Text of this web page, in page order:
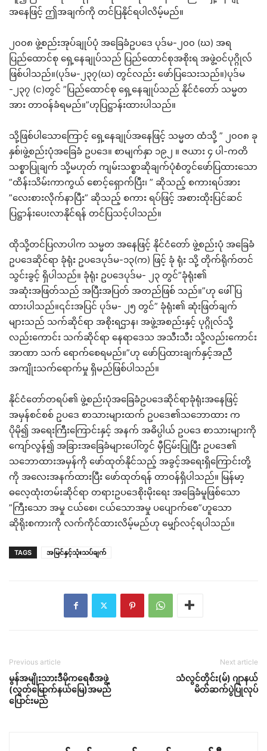
အနေဖြင့် ဤအချက်ကို တင်ပြနိုင်ရပါလိမ့်မည်။
၂၀၀၈ ဖွဲ့စည်းအုပ်ချုပ်ပုံ အခြေခံဥပဒေ ပုဒ်မ-၂၀၀ (ဃ) အရ
ပြည်ထောင်စု ရှေ့နေချုပ်သည် ပြည်ထောင်စုအစိုးရ အဖွဲ့ဝင်ပုဂ္ဂိုလ်
ဖြစ်ပါသည်။(ပုဒ်မ-၂၃၇(ဃ) တွင်လည်း ဖော်ပြသေးသည်။)ပုဒ်မ
-၂၃၇ (င)တွင် ”ပြည်ထောင်စု ရှေ့နေချုပ်သည် နိုင်ငံတော် သမ္မတ
အား တာဝန်ခံရမည်။”ဟုပြဋ္ဌာန်းထားပါသည်။
သို့ဖြစ်ပါသောကြောင့် ရှေ့နေချုပ်အနေဖြင့် သမ္မတ ထံသို့ ” ၂၀၀၈ ခု
နှစ်၊ဖွဲ့စည်းပုံအခြေခံ ဥပဒေ။ စာမျက်နှာ ၁၉၂ ။ ဇယား ၄ ပါ-ကတိ
သစ္စာပြုချက် သို့မဟုတ် ကျမ်းသစ္စာဆိုချက်ပုံစံတွင်ဖော်ပြထားသော
”ထိန်းသိမ်းကာကွယ် စောင့်ရှောက်ပြီး၊ ” ဆိုသည့် စကားရပ်အား
”လေးစားလိုက်နာပြီး” ဆိုသည့် စကား ရပ်ဖြင့် အစားထိုးပြင်ဆင်
ပြဋ္ဌာန်းပေးလာနိုင်ရန် တင်ပြသင့်ပါသည်။
ထိုသို့တင်ပြလာပါက သမ္မတ အနေဖြင့် နိုင်ငံတော် ဖွဲ့စည်းပုံ အခြေခံ
ဥပဒေဆိုင်ရာ ခုံရုံး ဥပဒေပုဒ်မ-၁၃(က) ဖြင့် ခုံ ရုံး သို့ တိုက်ရိုက်တင်
သွင်းခွင့် ရှိပါသည်။ ခုံရုံး ဥပဒေပုဒ်မ- ၂၃ တွင်”ခုံရုံး၏
အဆုံးအဖြတ်သည် အပြီးအပြတ် အတည်ဖြစ် သည်။”ဟု ဖေါ်ပြ
ထားပါသည်။၎င်းအပြင် ပုဒ်မ- ၂၅ တွင်” ခုံရုံး၏ ဆုံးဖြတ်ချက်
များသည် သက်ဆိုင်ရာ အစိုးရဌာန၊ အဖွဲ့အစည်းနှင့် ပုဂ္ဂိုလ်သို့
လည်းကောင်း သက်ဆိုင်ရာ နေရာဒေသ အသီးသီး သို့လည်းကောင်း
အာဏာ သက် ရောက်စေရမည်။”ဟု ဖော်ပြထားချက်နှင့်အညီ
အကျိုးသက်ရောက်မှု ရှိမည်ဖြစ်ပါသည်။
နိုင်ငံတော်တရပ်၏ ဖွဲ့စည်းပုံအခြေခံဥပဒေဆိုင်ရာခုံရုံးအနေဖြင့်
အမှန်စင်စစ် ဥပဒေ စာသားများထက် ဥပဒေ၏သဘောထား က
ပိုမို၍ အရေးကြီးကြောင်းနှင့် အနက် အဓိပ္ပါယ် ဥပဒေ စာသားများကို
ကျော်လွန်၍ အခြားအခြေခံများပေါ်တွင် မှီငြမ်းပြုပြီး ဥပဒေ၏
သဘောထားအမှန်ကို ဖော်ထုတ်နိုင်သည့် အခွင့်အရေးရှိကြောင်းတို့
ကို အလေးအနက်ထားပြီး ဖော်ထုတ်ရန် တာဝန်ရှိပါသည်။ မြန်မာ့
ဓလေ့ထုံးတမ်းဆိုင်ရာ တရားဥပဒေစိုးမိုးရေး အခြေခံမူဖြစ်သော
”ကြီးသော အမှု ငယ်စေ၊ ငယ်သောအမှု ပပျောက်စေ”ဟူသော
ဆိုရိုးစကားကို လက်ကိုင်ထားလိမ့်မည်ဟု မျှော်လင့်ရပါသည်။
TAGS အမြင်နှင့်သုံးသပ်ချက်
Previous article
မွန်အမျိုးသားဒီမိုကရေစီအဖွဲ့
(လွတ်မြောက်နယ်မြေ)အမည်
ပြောင်းမည်
Next article
သံလွင်တိုင်း(မ်) ဂျာနယ်
မိတ်ဆက်ပွဲပြုလုပ်